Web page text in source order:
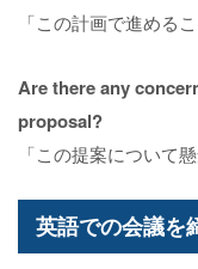
「この計画で進める
Are there any
proposal?
「この提案について
英語での会議を